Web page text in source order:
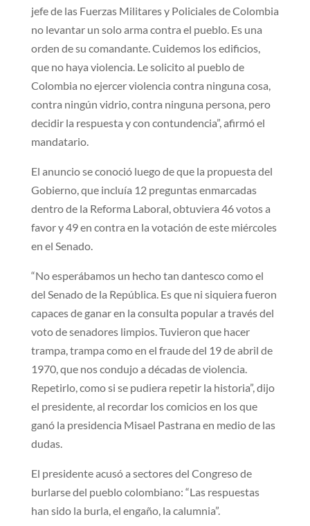
jefe de las Fuerzas Militares y Policiales de Colombia
no levantar un solo arma contra el pueblo. Es una
orden de su comandante. Cuidemos los edificios,
que no haya violencia. Le solicito al pueblo de
Colombia no ejercer violencia contra ninguna cosa,
contra ningún vidrio, contra ninguna persona, pero
decidir la respuesta y con contundencia”, afirmó el
mandatario.
El anuncio se conoció luego de que la propuesta del
Gobierno, que incluía 12 preguntas enmarcadas
dentro de la Reforma Laboral, obtuviera 46 votos a
favor y 49 en contra en la votación de este miércoles
en el Senado.
“No esperábamos un hecho tan dantesco como el
del Senado de la República. Es que ni siquiera fueron
capaces de ganar en la consulta popular a través del
voto de senadores limpios. Tuvieron que hacer
trampa, trampa como en el fraude del 19 de abril de
1970, que nos condujo a décadas de violencia.
Repetirlo, como si se pudiera repetir la historia”, dijo
el presidente, al recordar los comicios en los que
ganó la presidencia Misael Pastrana en medio de las
dudas.
El presidente acusó a sectores del Congreso de
burlarse del pueblo colombiano: “Las respuestas
han sido la burla, el engaño, la calumnia”.